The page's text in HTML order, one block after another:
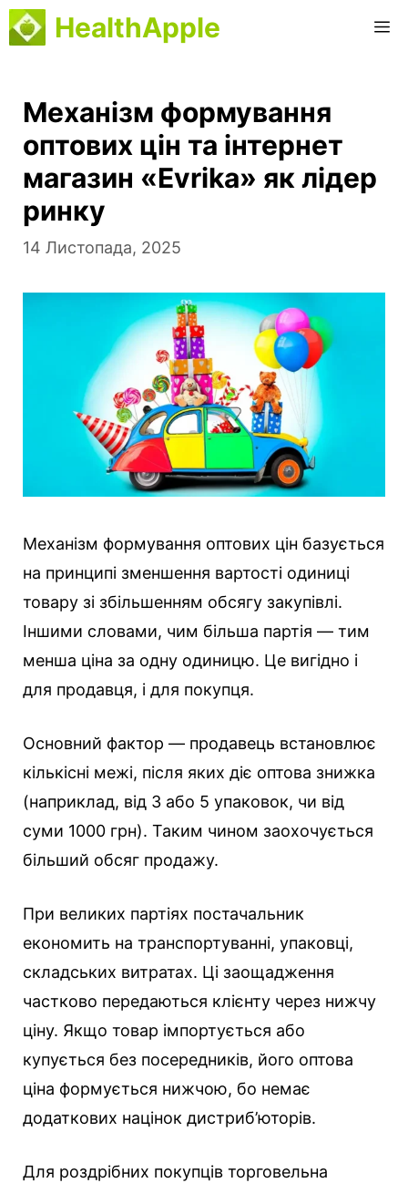
Перейти
до
HealthApple
Механізм формування
оптових цін та інтернет
магазин «Evrika» як лідер
ринку
14 Листопада, 2025
Механізм формування оптових цін базується
на принципі зменшення вартості одиниці
товару зі збільшенням обсягу закупівлі.
Іншими словами, чим більша партія — тим
менша ціна за одну одиницю. Це вигідно і
для продавця, і для покупця.
Основний фактор — продавець встановлює
кількісні межі, після яких діє оптова знижка
(наприклад, від 3 або 5 упаковок, чи від
суми 1000 грн). Таким чином заохочується
більший обсяг продажу.
При великих партіях постачальник
економить на транспортуванні, упаковці,
складських витратах. Ці заощадження
частково передаються клієнту через нижчу
ціну. Якщо товар імпортується або
купується без посередників, його оптова
ціна формується нижчою, бо немає
додаткових націнок дистриб’юторів.
Для роздрібних покупців торговельна